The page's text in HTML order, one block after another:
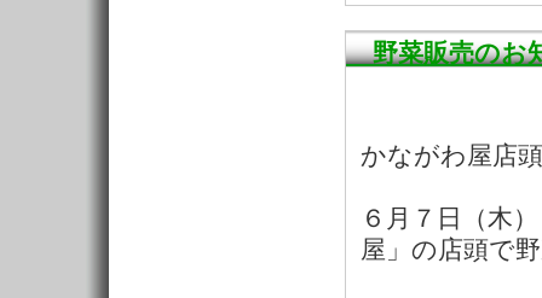
野菜販売のお
かながわ屋店
６月７日（木
屋」の店頭で